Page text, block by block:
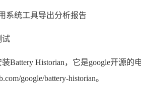
系统工具导出分析报告
试
Battery Historian，它是google开源
google/battery-historian。